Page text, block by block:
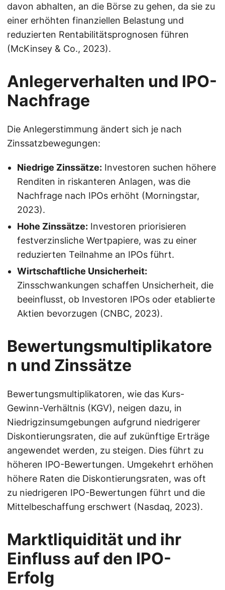
davon abhalten, an die Börse zu gehen, da sie zu
einer erhöhten finanziellen Belastung und
reduzierten Rentabilitätsprognosen führen
(McKinsey & Co., 2023).
Anlegerverhalten und IPO-
Nachfrage
Die Anlegerstimmung ändert sich je nach
Zinssatzbewegungen:
Niedrige Zinssätze: Investoren suchen höhere
Renditen in riskanteren Anlagen, was die
Nachfrage nach IPOs erhöht (Morningstar,
2023).
Hohe Zinssätze: Investoren priorisieren
festverzinsliche Wertpapiere, was zu einer
reduzierten Teilnahme an IPOs führt.
Wirtschaftliche Unsicherheit:
Zinsschwankungen schaffen Unsicherheit, die
beeinflusst, ob Investoren IPOs oder etablierte
Aktien bevorzugen (CNBC, 2023).
Bewertungsmultiplikatore
n und Zinssätze
Bewertungsmultiplikatoren, wie das Kurs-
Gewinn-Verhältnis (KGV), neigen dazu, in
Niedrigzinsumgebungen aufgrund niedrigerer
Diskontierungsraten, die auf zukünftige Erträge
angewendet werden, zu steigen. Dies führt zu
höheren IPO-Bewertungen. Umgekehrt erhöhen
höhere Raten die Diskontierungsraten, was oft
zu niedrigeren IPO-Bewertungen führt und die
Mittelbeschaffung erschwert (Nasdaq, 2023).
Marktliquidität und ihr
Einfluss auf den IPO-
Erfolg